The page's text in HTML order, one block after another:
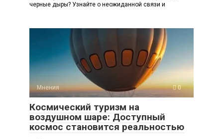
черные дыры? Узнайте о неожиданной связи и
Мнения 0
Космический туризм на
воздушном шаре: Доступный
космос становится реальностью